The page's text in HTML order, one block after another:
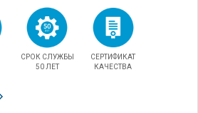
СРОК СЛУЖБЫ
50 ЛЕТ
СЕРТИФИКАТ
КАЧЕСТВА